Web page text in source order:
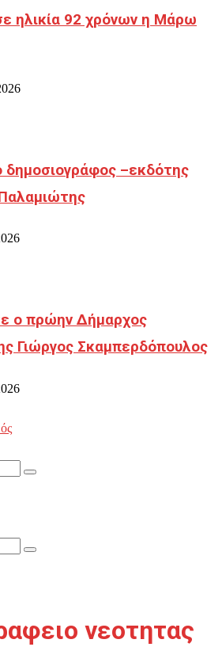
ηλικία 92 χρόνων η Μάρω
δημοσιογράφος –εκδότης
ο πρώην Δήμαρχος
Γιώργος Σκαμπερδόπουλος
Search
Search
νεοτητας